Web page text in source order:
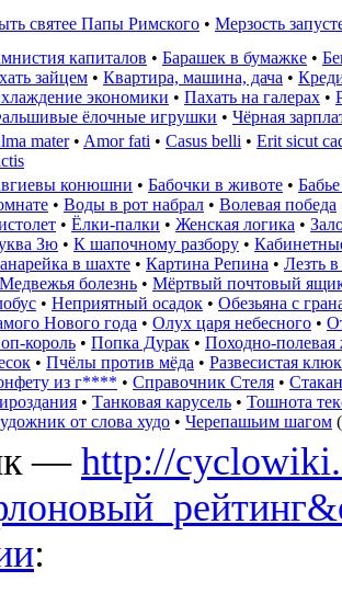
святее Папы Римского • Мерзость
капиталов • Барашек в бумажке •
зайцем • Квартира, машина, дача •
экономики • Пахать на галерах •
ёлочные игрушки • Чёрная
mater• Amor fati • Casus belli • Erit sicut
конюшни • Бабочки в животе •
• Воды в рот набрал • Волевая победа
• Ёлки-палки • Женская логика •
Зю • К шапочному разбору •
в шахте • Картина Репина • Лезть
Медвежья болезнь • Мёртвый почтовый
• Неприятный осадок • Обезьяна с
Нового года • Олух царя небесного •
король • Попка Дурак • Походно-полевая
• Пчёлы против мёда • Развесистая
из г**** • Справочник Стеля •
• Танковая карусель • Тошнота
от слова худо • Черепашьим шагом (
— http://
: